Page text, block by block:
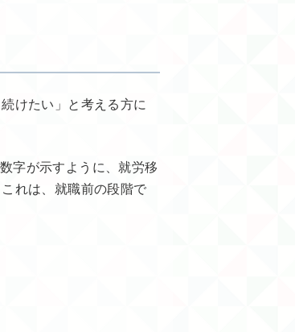
けたい」と考える方に
字が示すように、就労移
れは、就職前の段階で